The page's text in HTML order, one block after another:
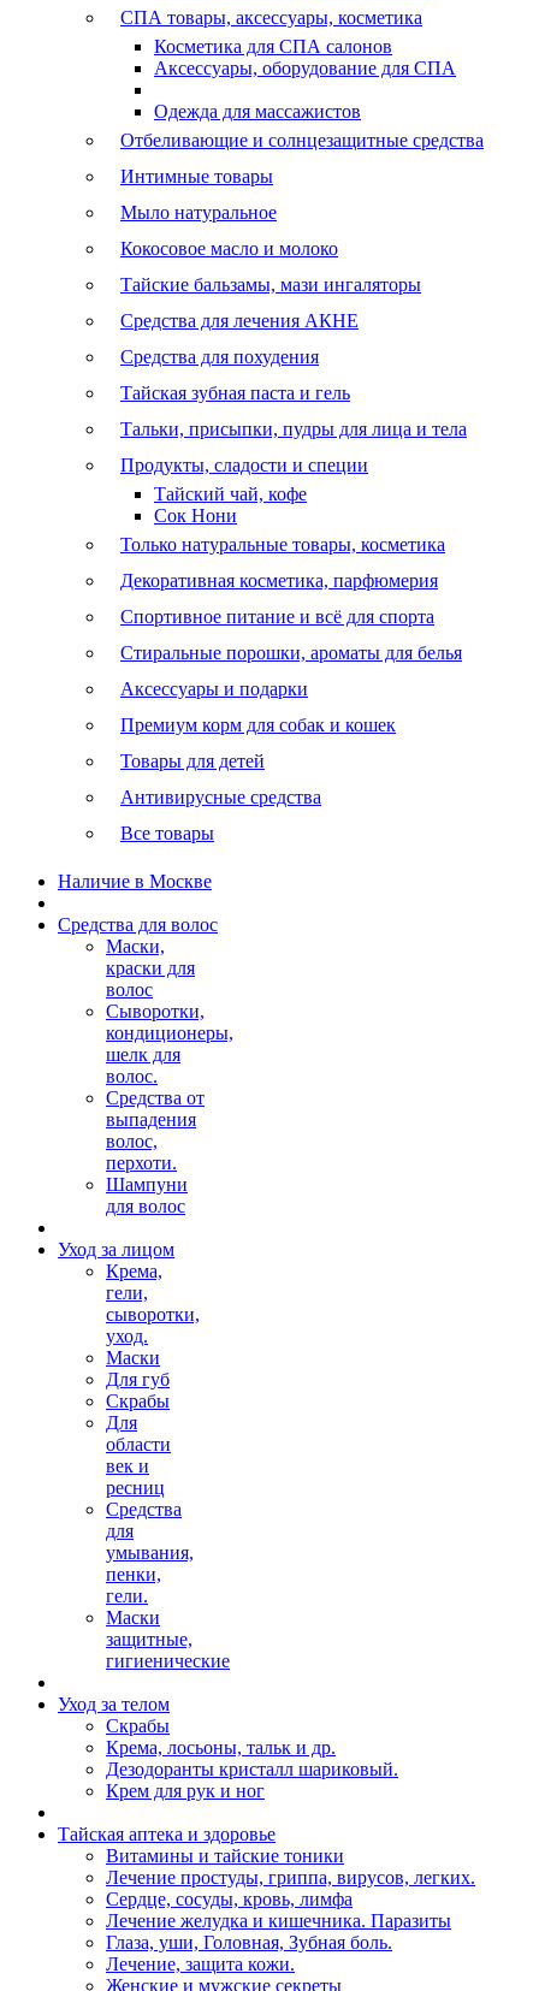
СПА товары, аксессуары, косметика
Косметика для СПА салонов
Аксессуары, оборудование для СПА
Одежда для массажистов
Отбеливающие и солнцезащитные средства
Интимные товары
Мыло натуральное
Кокосовое масло и молоко
Тайские бальзамы, мази ингаляторы
Средства для лечения АКНЕ
Средства для похудения
Тайская зубная паста и гель
Тальки, присыпки, пудры для лица и тела
Продукты, сладости и специи
Тайский чай, кофе
Сок Нони
Только натуральные товары, косметика
Декоративная косметика, парфюмерия
Спортивное питание и всё для спорта
Стиральные порошки, ароматы для белья
Аксессуары и подарки
Премиум корм для собак и кошек
Товары для детей
Антивирусные средства
Все товары
Наличие в Москве
Средства для волос
Маски,
краски для
волос
Сыворотки,
кондиционеры,
шелк для
волос.
Средства от
выпадения
волос,
перхоти.
Шампуни
для волос
Уход за лицом
Крема,
гели,
сыворотки,
уход.
Маски
Для губ
Скрабы
Для
области
век и
ресниц
Средства
для
умывания,
пенки,
гели.
Маски
защитные,
гигиенические
Уход за телом
Скрабы
Крема, лосьоны, тальк и др.
Дезодоранты кристалл шариковый.
Крем для рук и ног
Тайская аптека и здоровье
Витамины и тайские тоники
Лечение простуды, гриппа, вирусов, легких.
Сердце, сосуды, кровь, лимфа
Лечение желудка и кишечника. Паразиты
Глаза, уши, Головная, Зубная боль.
Лечение, защита кожи.
Женские и мужские секреты